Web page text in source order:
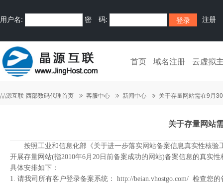
用户名: 密 码: 注册
首页 域名注册 云虚拟
晶源互联-西部数码代理首页 客服中心 新闻中心 关于存量网站需在9月
关于存量网站
按照工业和信息化部《关于进一步落实网站备案信息真实性核验
开展存量网站(指2010年6月20日前备案成功的网站)备案信息的真实性
具体安排如下：
1. 请我司所有客户登录备案系统： http://beian.vhostgo.com/ 检查您的